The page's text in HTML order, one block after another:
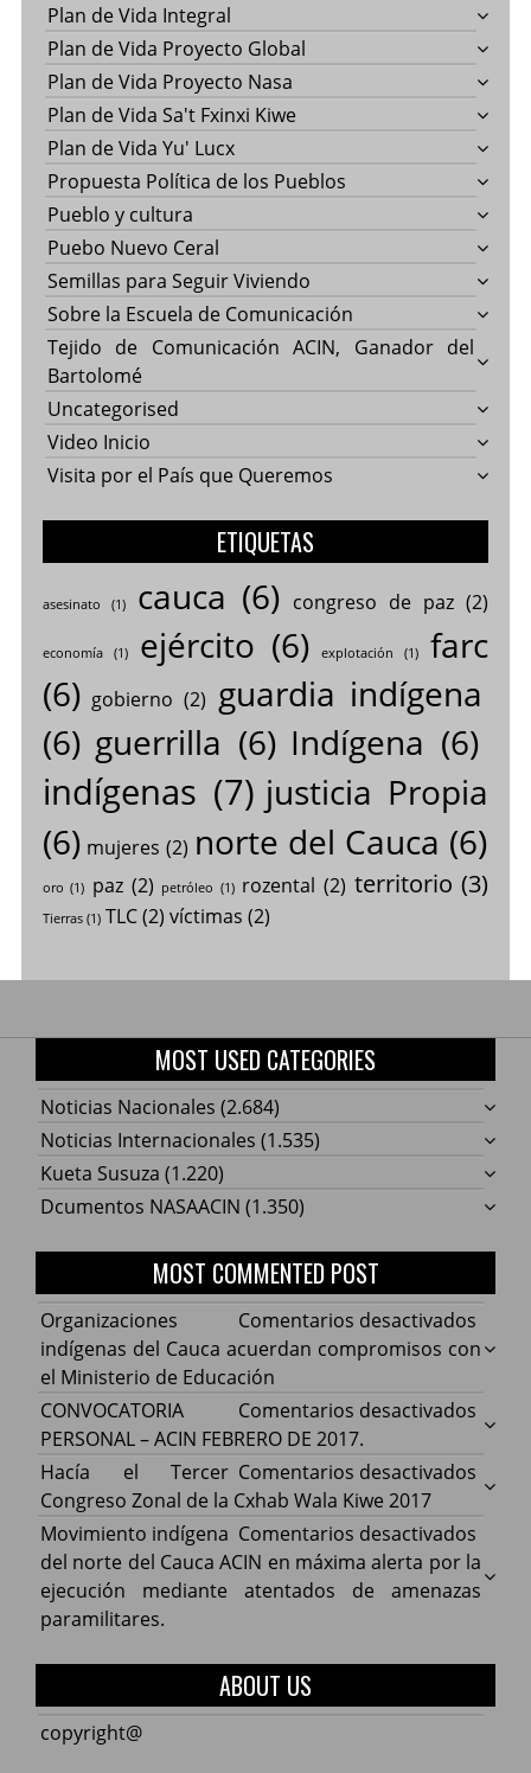
Plan de Vida Integral
Plan de Vida Proyecto Global
Plan de Vida Proyecto Nasa
Plan de Vida Sa't Fxinxi Kiwe
Plan de Vida Yu' Lucx
Propuesta Política de los Pueblos
Pueblo y cultura
Puebo Nuevo Ceral
Semillas para Seguir Viviendo
Sobre la Escuela de Comunicación
Tejido de Comunicación ACIN, Ganador del
Bartolomé
Uncategorised
Video Inicio
Visita por el País que Queremos
ETIQUETAS
asesinato (1) cauca (6) congreso de paz(2)
economía(1) ejército (6) explotación (1)
farc
(6) gobierno (2) guardia indígena
(6) guerrilla (6) Indígena (6)
indígenas (7) justicia Propia
(6) mujeres (2) norte del Cauca (6)
oro (1) paz (2) petróleo (1) rozental (2) territorio (3)
Tierras(1) TLC(2) víctimas (2)
MOST USED CATEGORIES
Noticias Nacionales (2.684)
Noticias Internacionales (1.535)
Kueta Susuza (1.220)
Dcumentos NASAACIN (1.350)
MOST COMMENTED POST
Comentarios desactivados
Cauca
con
de
Organizaciones
indígenas del Cauca acuerdan compromisos con
el Ministerio de Educación
Comentarios desactivados
ACIN
DE
CONVOCATORIA
PERSONAL – ACIN FEBRERO DE 2017.
Comentarios desactivados
Hacía
la
Hacía el Tercer
Congreso Zonal de la Cxhab Wala Kiwe 2017
Comentarios desactivados
Cauca
Movimiento indígena
del norte del Cauca ACIN en máxima alerta por la
ejecución mediante atentados de amenazas
paramilitares.
ABOUT US
copyright@